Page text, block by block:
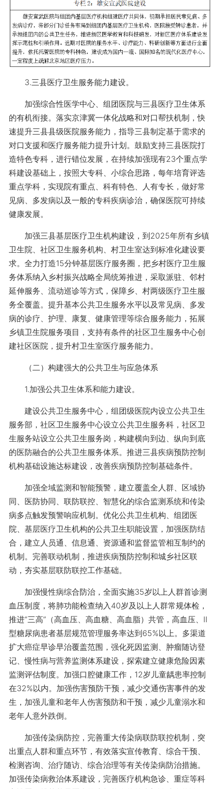
3.三县医疗卫生服务能力建设。
加强综合性医学中心、组团医院与三县医疗卫生体系
的有机衔接。落实京津冀一体化战略和对口帮扶机制，快
速提升三县县级医院服务能力，指导三县制定基于需求的
对口支援和医疗服务能力提升计划。鼓励支持三县医院打
造特色专科，进行错位发展，在持续加强现有23个重点学
科建设基础上，按照大专科、小综合思路，每年培育评选
重点学科，实现院有重点、科有特色、人有专长，做好常
见病、多发病以及一般的专科疾病诊治，确保医院可持续
健康发展。
加强三县基层医疗卫生机构建设，到2025年所有乡镇
卫生院、社区卫生服务机构、村卫生室达到标准化建设要
求。全力打造15分钟基层医疗服务圈，把乡村医疗卫生服
务体系纳入乡村振兴战略全局统筹推进，采取派驻、邻村
延伸服务、流动巡诊等方式，保障乡、村两级医疗卫生服
务全覆盖。提升基本公共卫生服务水平以及常见病、多发
病的诊疗、护理、康复、健康管理等综合服务能力，拓展
乡镇卫生院服务项目，支持有条件的社区卫生服务中心创
建社区医院，提升村卫生室医疗服务能力。
（二）构建强大的公共卫生与应急体系
1.加强公共卫生体系和能力建设。
建设公共卫生服务中心，组团级医院内设立公共卫生
服务部，社区卫生服务中心设立公共卫生服务科，社区卫
生服务站设立公共卫生服务岗，构建横向到边、纵向到底
的医防融合的公共卫生服务体系。推进三县疾病预防控制
机构基础设施达标建设，改善疾病预防控制基础条件。
加强全域监测和智能预警，建立覆盖全人群、区域协
同、医防协同、联防联控、智慧化的综合监测系统和传染
病多点触发预警响应机制。优化公共卫生机构、组团医
院、基层医疗卫生机构的公共卫生职能设置，加强医防结
合，建立人员通、信息通、资源通和监督监管相互制约的
机制。完善联动机制，推进疾病预防控制和城乡社区联
动，夯实基层联防联控工作基础。
加强慢性病综合防治，全面实施35岁以上人群首诊测
血压制度，将肺功能检查纳入40岁及以上人群常规体检，
推进“三高”（高血压、高血糖、高血脂）共管，高血压、Ⅱ
型糖尿病患者基层规范管理服务率达到65%以上。多渠道
扩大癌症早诊早治覆盖范围，强化死因监测、肿瘤随访登
记、慢性病与营养监测体系建设，探索建立健康危险因素
监测评估制度。加强口腔健康工作，12岁儿童龋患率控制
在32%以内。加强伤害预防干预，减少交通伤害事件的发
生，加强儿童和老年人伤害预防和干预，减少儿童溺水和
老年人意外跌倒。
加强传染病防控，完善重大传染病联防联控机制，突
出重点人群和重点环节，有效落实宣传教育、综合干预、
检测咨询、治疗随访、综合治理等有关传染病防治措施。
加强传染病救治体系建设，完善医疗机构急诊、重症等科